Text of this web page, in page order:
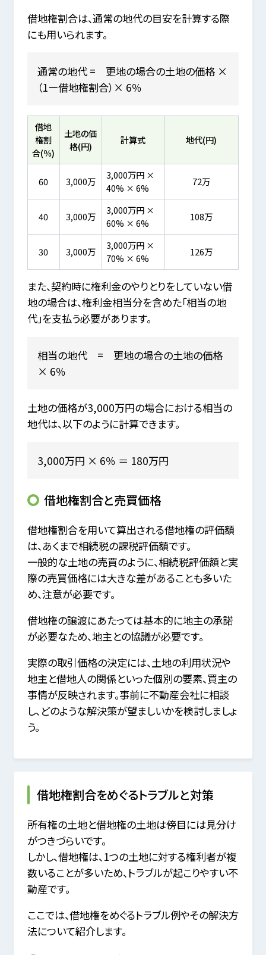
借地権割合は、通常の地代の目安を計算する際
にも用いられます。
通常の地代 = 更地の場合の土地の価格 ×
（1ー借地権割合）× 6％
借地
権割
合(％)
土地の価
格(円)
計算式 地代(円)
60 3,000万
3,000万円 ×
40% × 6%
72万
40 3,000万
3,000万円 ×
60% × 6%
108万
30 3,000万
3,000万円 ×
70% × 6%
126万
また、契約時に権利金のやりとりをしていない借
地の場合は、権利金相当分を含めた「相当の地
代」を支払う必要があります。
相当の地代 = 更地の場合の土地の価格
× 6％
土地の価格が3,000万円の場合における相当の
地代は、以下のように計算できます。
3,000万円 × 6％ ＝ 180万円
借地権割合と売買価格
借地権割合を用いて算出される借地権の評価額
は、あくまで相続税の課税評価額です。
一般的な土地の売買のように、相続税評価額と実
際の売買価格には大きな差があることも多いた
め、注意が必要です。
借地権の譲渡にあたっては基本的に地主の承諾
が必要なため、地主との協議が必要です。
実際の取引価格の決定には、土地の利用状況や
地主と借地人の関係といった個別の要素、買主の
事情が反映されます。事前に不動産会社に相談
し、どのような解決策が望ましいかを検討しましょ
う。
借地権割合をめぐるトラブルと対策
所有権の土地と借地権の土地は傍目には見分け
がつきづらいです。
しかし、借地権は、1つの土地に対する権利者が複
数いることが多いため、トラブルが起こりやすい不
動産です。
ここでは、借地権をめぐるトラブル例やその解決方
法について紹介します。